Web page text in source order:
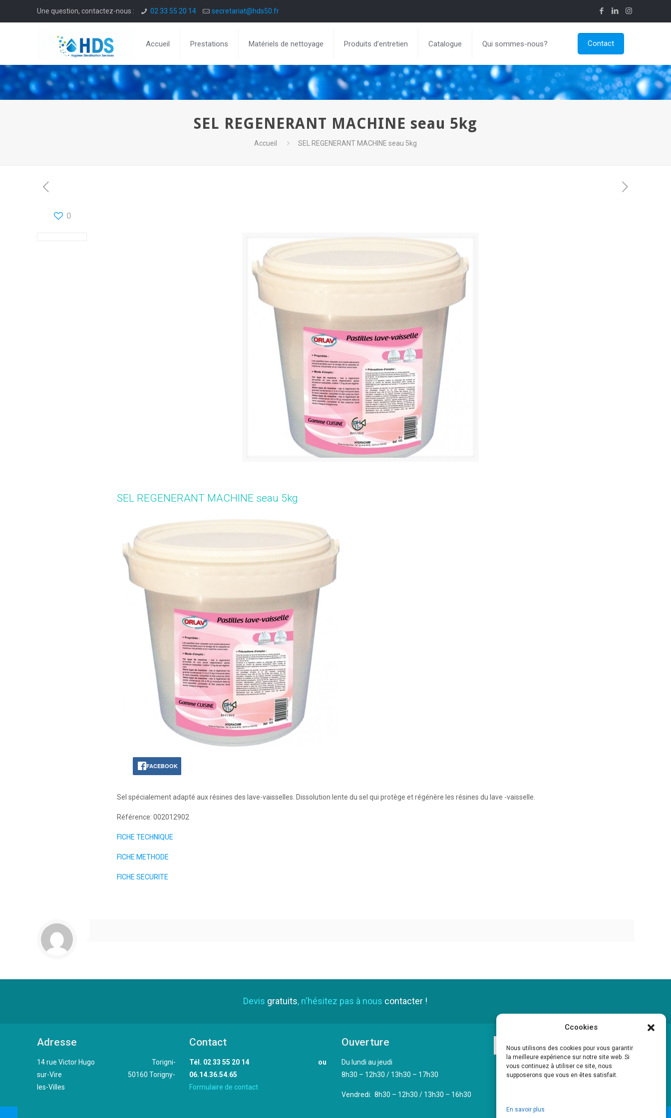
Ccookies
Nous utilisons des cookies pour vous garantir
la meilleure expérience sur notre site web. Si
vous continuez à utiliser ce site, nous
supposerons que vous en êtes satisfait.
En savoir plus
Une question, contactez-nous : 02 33 55 20 14 secretariat@hds50.fr
Accueil Prestations Matériels de nettoyage Produits d’entretien Catalogue Qui sommes-nous? Contact
SEL REGENERANT MACHINE seau 5kg
Accueil SEL REGENERANT MACHINE seau 5kg
0
SEL REGENERANT MACHINE seau 5kg
FACEBOOK
Sel spécialement adapté aux résines des lave-vaisselles. Dissolution lente du sel qui protège et régénère les résines du lave -vaisselle.
Référence: 002012902
FICHE TECHNIQUE
FICHE METHODE
FICHE SECURITE
Devis gratuits, n'hésitez pas à nous contacter !
Adresse
14 rue Victor Hugo Torigni-
sur-Vire 50160 Torigny-
les-Villes
Contact
Tél. 02 33 55 20 14 ou
06.14.36.54.65
Formulaire de contact
Ouverture
Du lundi au jeudi
8h30 – 12h30 / 13h30 – 17h30
Vendredi: 8h30 – 12h30 / 13h30 – 16h30